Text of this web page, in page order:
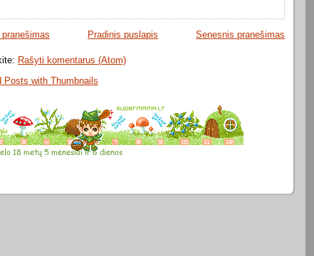
pranešimas Senesnis pranešimas
Pradinis puslapis
Rašyti komentarus (Atom)